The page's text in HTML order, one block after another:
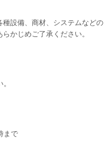
設備、商材、システムなどの
かじめご了承ください。
まで